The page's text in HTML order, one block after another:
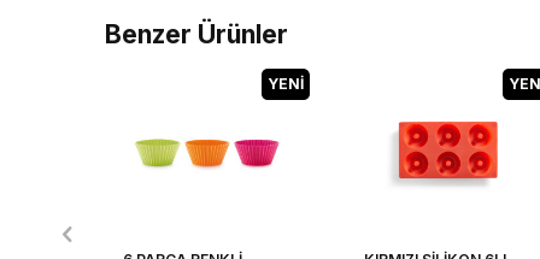
Benzer Ürünler
YENI